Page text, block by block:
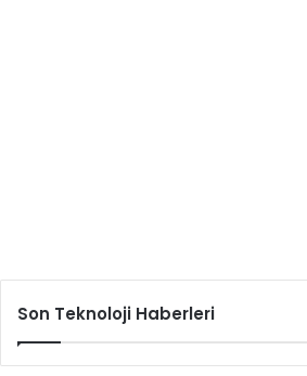
Son Teknoloji Haberleri